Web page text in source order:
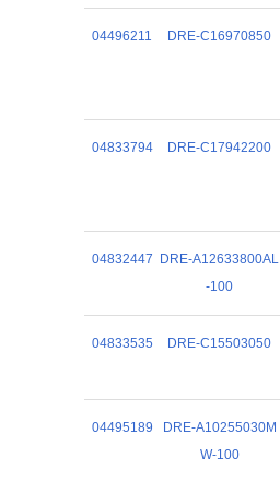
04496211 DRE-C16970850
04833794 DRE-C17942200
04832447
DRE-A12633800AL
-100
04833535 DRE-C15503050
04495189
DRE-A10255030M
W-100